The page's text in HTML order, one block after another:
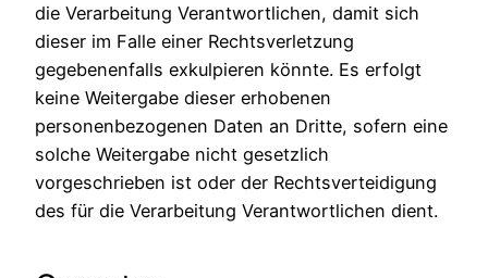
die Verarbeitung Verantwortlichen, damit sich
dieser im Falle einer Rechtsverletzung
gegebenenfalls exkulpieren könnte. Es erfolgt
keine Weitergabe dieser erhobenen
personenbezogenen Daten an Dritte, sofern eine
solche Weitergabe nicht gesetzlich
vorgeschrieben ist oder der Rechtsverteidigung
des für die Verarbeitung Verantwortlichen dient.